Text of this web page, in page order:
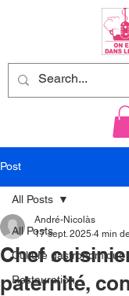
Post
All Posts
Culture gastronomique
Restauration
All Posts
Chef
paternité,
André-Nicolàs
17 sept. 2025 4 min